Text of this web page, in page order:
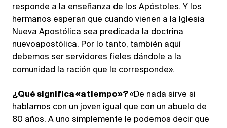
responde a la enseñanza de los Apóstoles. Y los
hermanos esperan que cuando vienen a la Iglesia
Nueva Apostólica sea predicada la doctrina
nuevoapostólica. Por lo tanto, también aquí
debemos ser servidores fieles dándole a la
comunidad la ración que le corresponde».
¿Qué significa «a tiempo»?«De nada sirve si
hablamos con un joven igual que con un abuelo de
80 años. A uno simplemente le podemos decir que